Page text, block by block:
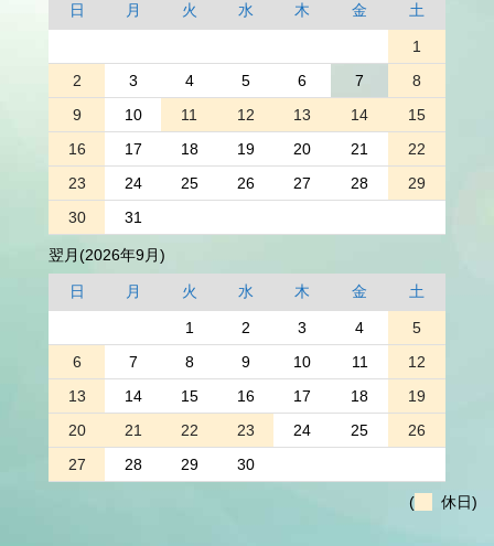
日 月 火 水 木 金 土
1
2
3 4 5 6 7
8
9
10 11 12 13 14
15
16
17 18 19 20 21
22
23
24 25 26 27 28
29
30
31
翌月(2026年9月)
日 月 火 水 木 金 土
1 2 3 4
5
6
7 8 9 10 11
12
13
14 15 16 17 18
19
20
21 22 23 24 25
26
27
28 29 30
( 休日)